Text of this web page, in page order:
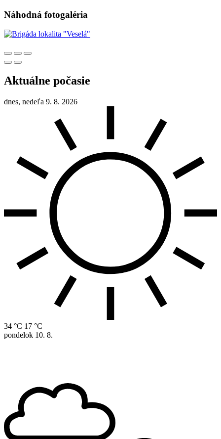
Náhodná fotogaléria
Aktuálne počasie
dnes, nedeľa 9. 8. 2026
34 °C 17 °C
pondelok 10. 8.